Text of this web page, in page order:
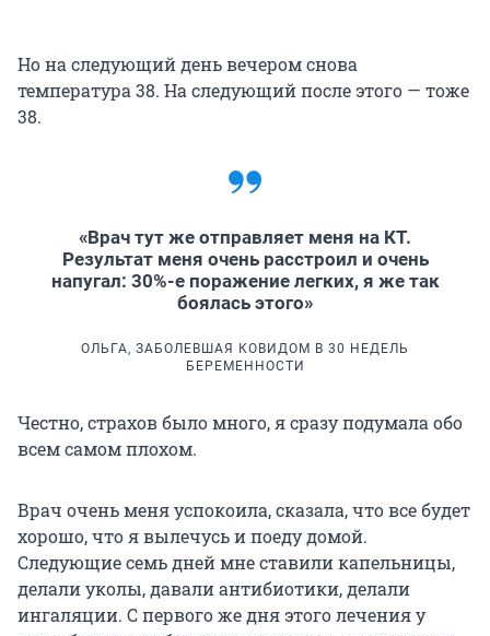
Но на следующий день вечером снова
температура 38. На следующий после этого — тоже
38.
«Врач тут же отправляет меня на КТ.
Результат меня очень расстроил и очень
напугал: 30%-е поражение легких, я же так
боялась этого»
ОЛЬГА, ЗАБОЛЕВШАЯ КОВИДОМ В 30 НЕДЕЛЬ
БЕРЕМЕННОСТИ
Честно, страхов было много, я сразу подумала обо
всем самом плохом.
Врач очень меня успокоила, сказала, что все будет
хорошо, что я вылечусь и поеду домой.
Следующие семь дней мне ставили капельницы,
делали уколы, давали антибиотики, делали
ингаляции. С первого же дня этого лечения у